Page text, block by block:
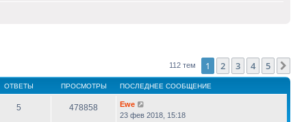
112 тем 1 2 3 4 5
ОТВЕТЫ ПРОСМОТРЫ ПОСЛЕДНЕЕ СООБЩЕНИЕ
5 478858
Ewe
23 фев 2018, 15:18